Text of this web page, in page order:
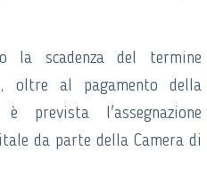
la scadenza del termine
oltre al pagamento della
prevista l'assegnazione
da parte della Camera di